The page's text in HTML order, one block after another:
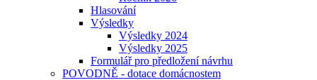
Hlasování
Výsledky
Výsledky 2024
Výsledky 2025
Formulář pro předložení návrhu
POVODNĚ - dotace domácnostem